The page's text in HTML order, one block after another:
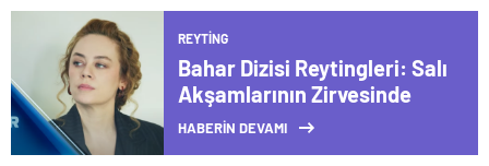
REYTING
Bahar Dizisi Reytingleri: Salı
Akşamlarının Zirvesinde
HABERİN DEVAMI